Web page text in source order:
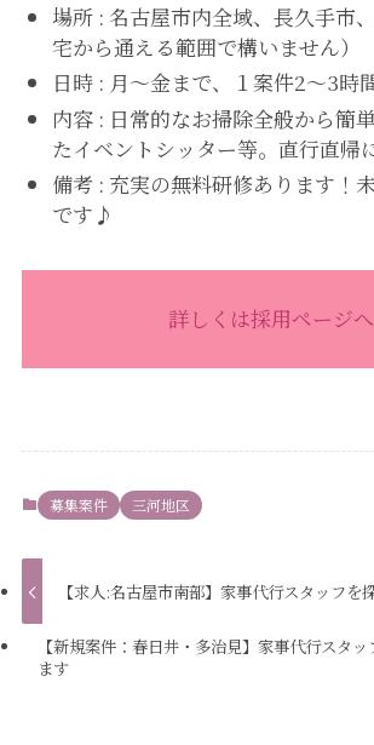
場所 : 名古屋市内全域、長久手市
宅から通える範囲で構いません）
日時 : 月～金まで、１案件2〜3時
内容 : 日常的なお掃除全般から簡
たイベントシッター等。直行直帰
備考 : 充実の無料研修あります！
です♪
詳しくは採用ページへ
募集案件 三河地区
【求人:名古屋市南部】家事代行スタッフを
【新規案件：春日井・多治見】家事代行スタ
ます